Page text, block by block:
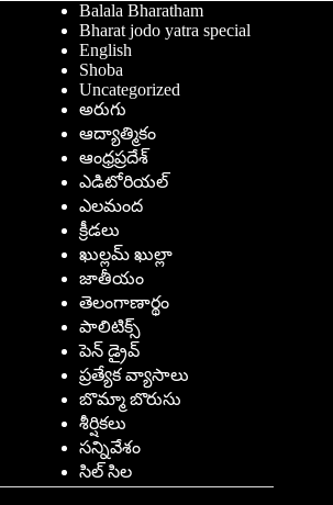
Balala Bharatham
Bharat jodo yatra special
English
Shoba
Uncategorized
అరుగు
ఆద్యాత్మికం
ఆంధ్రప్రదేశ్
ఎడిటోరియల్
ఎలమంద
క్రీడలు
ఖుల్లమ్ ఖుల్లా
జాతీయం
తెలంగాణార్థం
పాలిటిక్స్
పెన్ డ్రైవ్
ప్రత్యేక వ్యాసాలు
బొమ్మా బొరుసు
శీర్షికలు
సన్నివేశం
సిల్ సిల